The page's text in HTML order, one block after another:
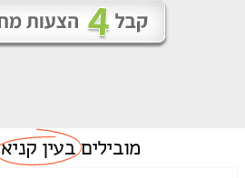
מוביליםבעין קניא